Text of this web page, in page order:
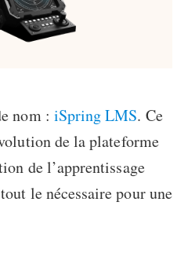
nom : iSpring LMS. Ce
de la plateforme
de l’apprentissage
le nécessaire pour une